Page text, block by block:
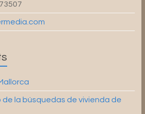
la búsquedas de vivienda de